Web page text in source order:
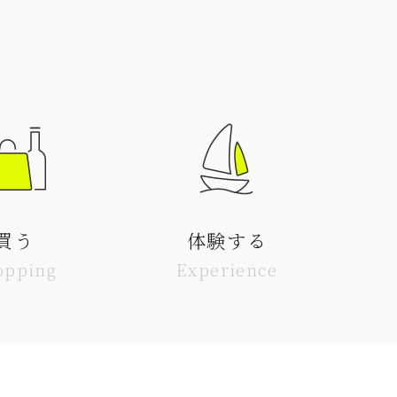
う 体験する
Experience